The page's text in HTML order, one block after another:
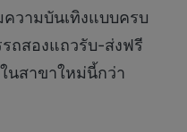
วามบันเทิงแบบครบ
ถสองแถวรับ-ส่งฟรี
นสาขาใหม่นี้กว่า